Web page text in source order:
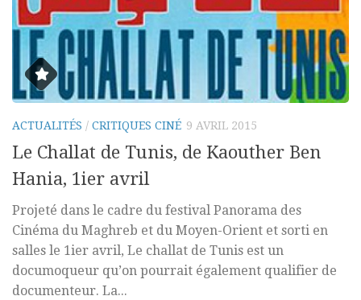
ACTUALITÉS / CRITIQUES CINÉ 9 AVRIL 2015
Le Challat de Tunis, de Kaouther Ben
Hania, 1ier avril
Projeté dans le cadre du festival Panorama des
Cinéma du Maghreb et du Moyen-Orient et sorti en
salles le 1ier avril, Le challat de Tunis est un
documoqueur qu’on pourrait également qualifier de
documenteur. La...